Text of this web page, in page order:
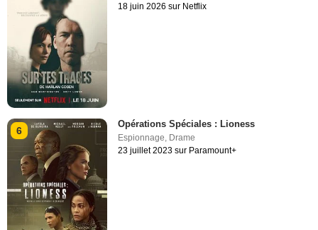
18 juin 2026 sur Netflix
6
Opérations Spéciales : Lioness
Espionnage, Drame
23 juillet 2023 sur Paramount+